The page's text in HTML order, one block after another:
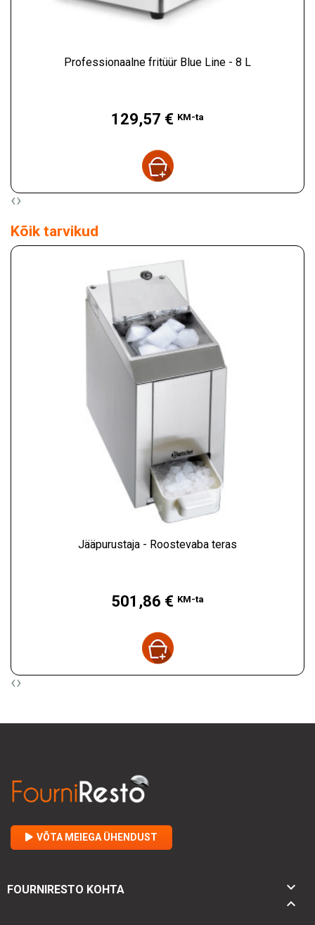
Professionaalne fritüür Blue Line - 8 L
129,57 € KM-ta
‹›
Kõik tarvikud
Jääpurustaja - Roostevaba teras
501,86 € KM-ta
‹›
VÕTA MEIEGA ÜHENDUST
FOURNIRESTO KOHTA

